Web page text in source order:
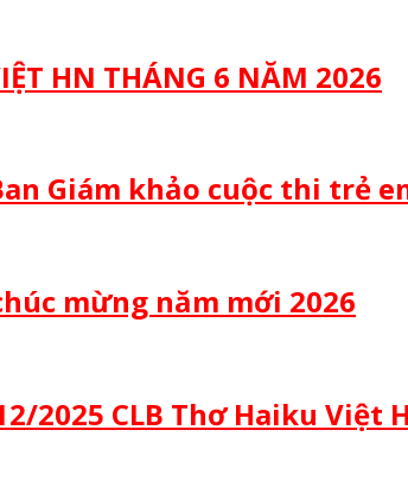
HN THÁNG 6 NĂM 2026
Giám khảo cuộc thi trẻ
mừng năm mới 2026
2025 CLB Thơ Haiku Việt